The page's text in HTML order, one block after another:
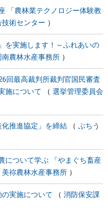
「農林業テクノロジー体験教
技術センター
を実施します！～ふれあいの
南農林水産事務所
回最高裁判所裁判官国民審査
施について
選挙管理委員会
推進協定」を締結
ぶちう
について学ぶ 「やまぐち畜産
美祢農林水産事務所
実施について 消防保安課